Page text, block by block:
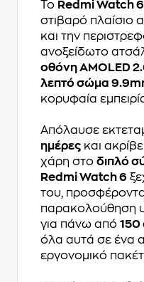
Το Redmi Watch 6
στιβαρό πλαίσιο
και την
ανοξείδωτο
οθόνη AMOLED
λεπτό σώμα
κορυφαία
Απόλαυσε
ημέρες και
χάρη στο διπλό
Redmi Watch 6
του,
παρακολούθηση
για πάνω από 150
όλα αυτά σε ένα
εργονομικό